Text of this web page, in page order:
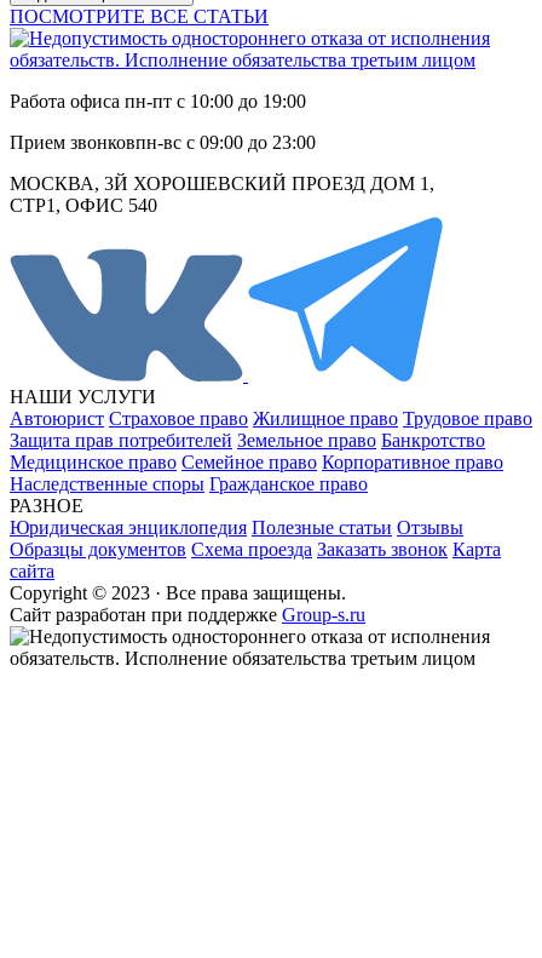
ПОСМОТРИТЕ ВСЕ СТАТЬИ
Работа офиса пн-пт с 10:00 до 19:00
Прием звонковпн-вс с 09:00 до 23:00
МОСКВА, 3Й ХОРОШЕВСКИЙ ПРОЕЗД ДОМ 1,
СТР1, ОФИС 540
НАШИ УСЛУГИ
Автоюрист Страховое право Жилищное право Трудовое право
Защита прав потребителей Земельное право Банкротство
Медицинское право Семейное право Корпоративное право
Наследственные споры Гражданское право
РАЗНОЕ
Юридическая энциклопедия Полезные статьи Отзывы
Образцы документов Схема проезда Заказать звонок Карта
сайта
Copyright © 2023 · Все права защищены.
Cайт разработан при поддержке Group-s.ru